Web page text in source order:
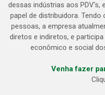
dessas indústrias aos
papel de distribuidora.
pessoas, a empresa
diretos e indiretos, e
econômico e social
Venha fazer